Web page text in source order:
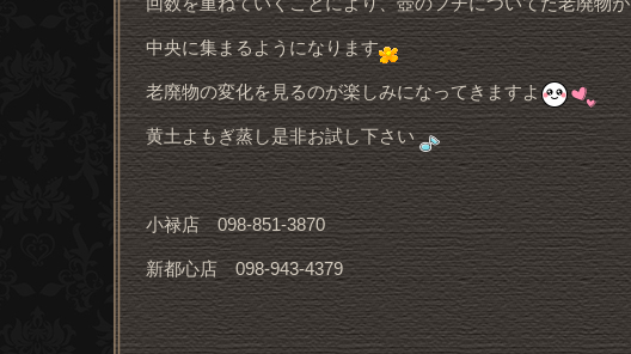
中央に集まるようになります
老廃物の変化を見るのが楽しみになってきますよ
黄土よもぎ蒸し是非お試し下さい
小禄店 098-851-3870
新都心店 098-943-4379